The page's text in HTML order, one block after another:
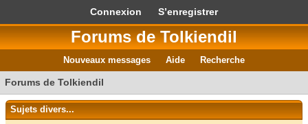
Connexion S’enregistrer
Forums de Tolkiendil
Nouveaux messages Aide Recherche
Forums de Tolkiendil
Sujets divers...